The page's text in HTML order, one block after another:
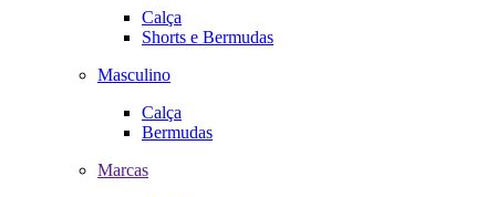
Calça
Shorts e Bermudas
Masculino
Calça
Bermudas
Marcas